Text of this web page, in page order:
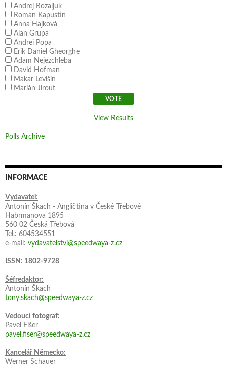
Andrej Rozaljuk
Roman Kapustin
Anna Hajková
Alan Grupa
Andrei Popa
Erik Daniel Gheorghe
Adam Nejezchleba
David Hofman
Makar Levišin
Marián Jirout
View Results
Polls Archive
INFORMACE
Vydavatel:
Antonín Škach - Angličtina v České Třebové
Habrmanova 1895
560 02 Česká Třebová
Tel.: 604534551
e-mail: vydavatelstvi@speedwaya-z.cz
ISSN: 1802-9728
Šéfredaktor:
Antonín Škach
tony.skach@speedwaya-z.cz
Vedoucí fotograf:
Pavel Fišer
pavel.fiser@speedwaya-z.cz
Kancelář Německo:
Werner Schauer